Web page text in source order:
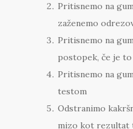
Pritisnemo na
zaženemo
Pritisnemo na
postopek, če je
Pritisnemo na
testom
Odstranimo
mizo kot rezultat